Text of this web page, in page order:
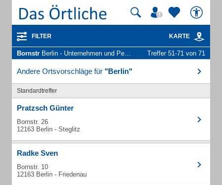
FILTER KARTE
Bornstr Berlin - Unternehmen und Personen Treffer 51-71 von 71
Andere Ortsvorschläge für "Berlin"
Standardtreffer
Pratzsch Günter
Bornstr. 26
12163 Berlin - Steglitz
Radke Sven
Bornstr. 10
12163 Berlin - Friedenau